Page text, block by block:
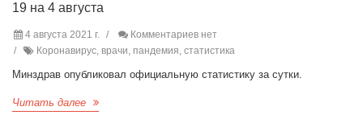
19 на 4 августа
4 августа 2021 г.
Комментариев нет
Коронавирус, врачи, пандемия, статистика
Минздрав опубликовал официальную статистику за сутки.
Читать далее